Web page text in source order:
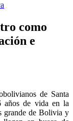
como
e
de Santa
años de vida en la
grande de Bolivia y